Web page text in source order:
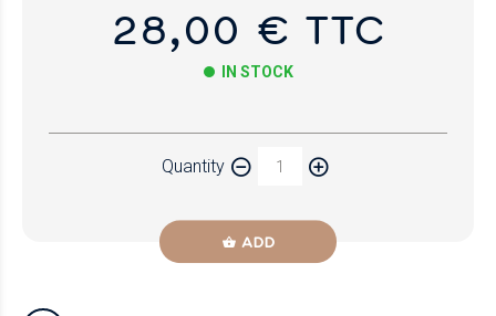
28,00 € TTC
IN STOCK
Quantity
ADD